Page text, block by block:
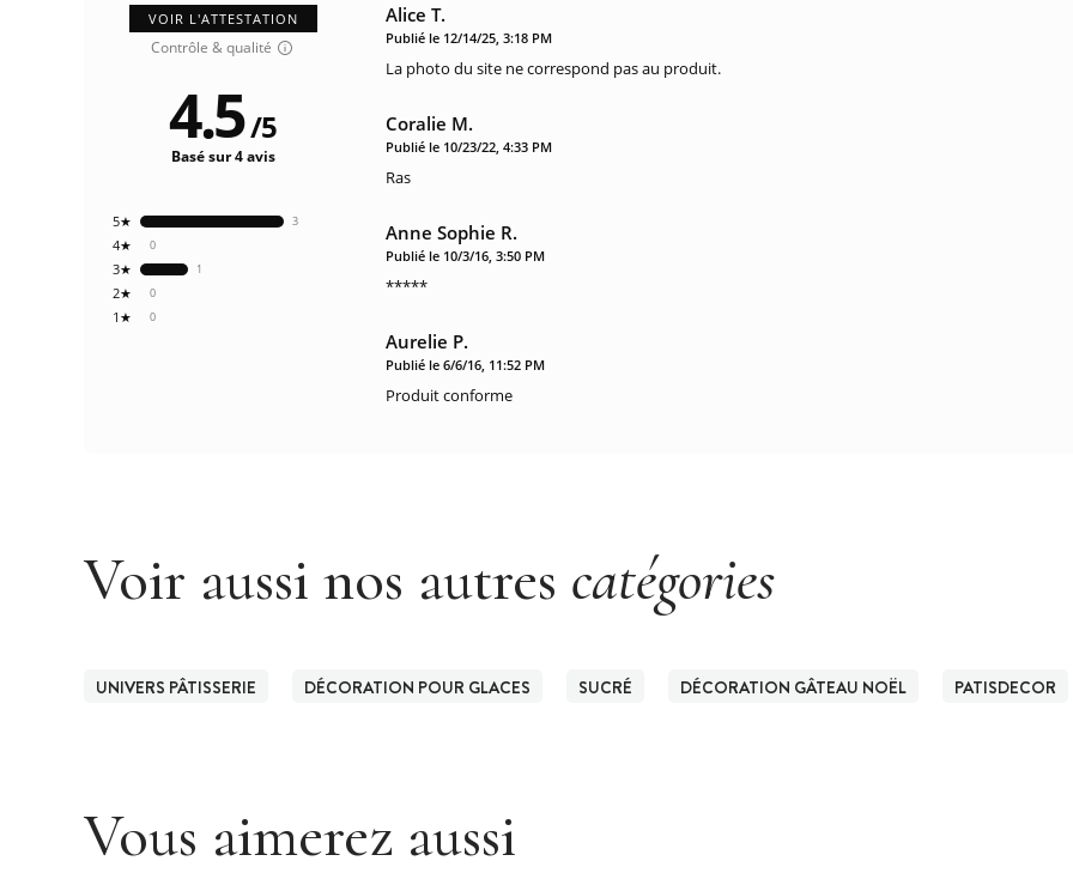
VOIR L'ATTESTATION
Contrôle & qualité
0
1★
0
2★
1
3★
0
4★
3
5★
4.5/5
Basé sur 4 avis
Alice T.
Publié le 12/14/25, 3:18 PM
La photo du site ne correspond pas au produit.
Coralie M.
Publié le 10/23/22, 4:33 PM
Ras
Anne Sophie R.
Publié le 10/3/16, 3:50 PM
*****
Aurelie P.
Publié le 6/6/16, 11:52 PM
Produit conforme
Voir aussi nos autres catégories
UNIVERS PÂTISSERIE DÉCORATION POUR GLACES SUCRÉ DÉCORATION GÂTEAU NOËL PATISDECOR
Vous aimerez aussi